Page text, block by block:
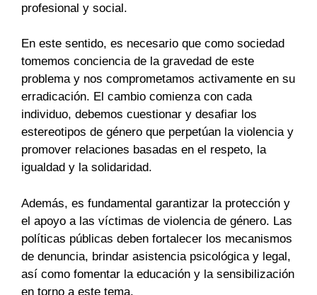
profesional y social.
En este sentido, es necesario que como sociedad
tomemos conciencia de la gravedad de este
problema y nos comprometamos activamente en su
erradicación. El cambio comienza con cada
individuo, debemos cuestionar y desafiar los
estereotipos de género que perpetúan la violencia y
promover relaciones basadas en el respeto, la
igualdad y la solidaridad.
Además, es fundamental garantizar la protección y
el apoyo a las víctimas de violencia de género. Las
políticas públicas deben fortalecer los mecanismos
de denuncia, brindar asistencia psicológica y legal,
así como fomentar la educación y la sensibilización
en torno a este tema.